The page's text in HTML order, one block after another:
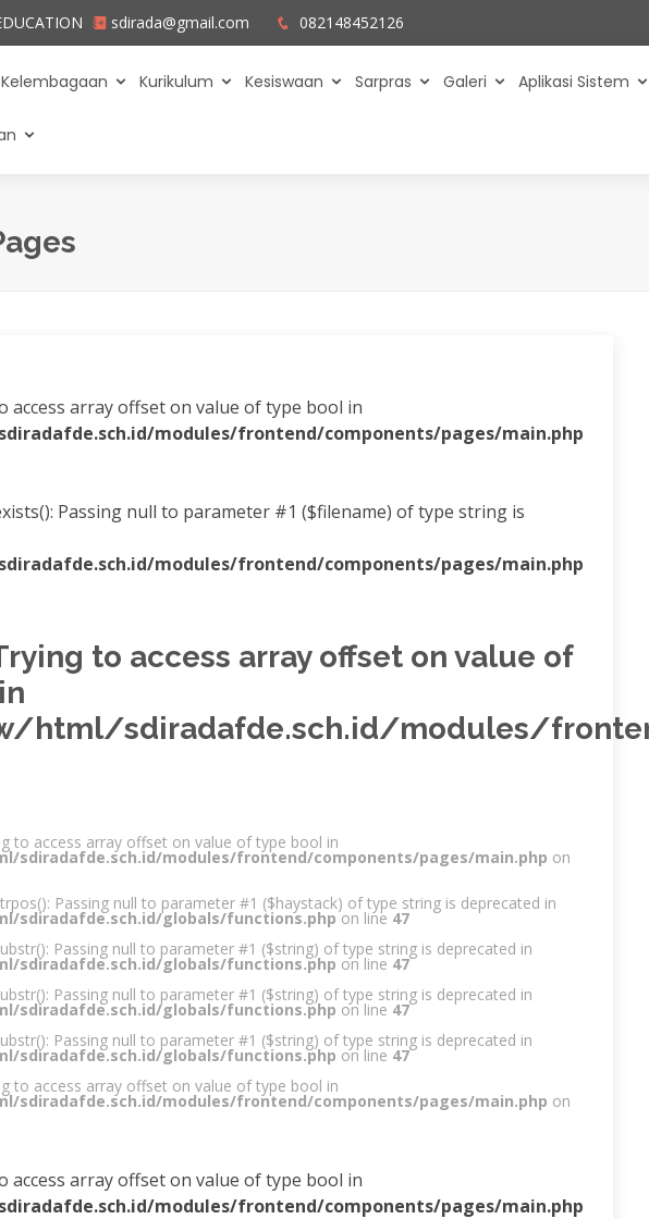
sdirada@gmail.com 082148452126
Kelembagaan Kurikulum Kesiswaan Sarpras Galeri Aplikasi Sistem
access array offset on value of type bool in
modules/frontend/components/pages/main.php
Passing null to parameter #1 ($filename) of type string is
modules/frontend/components/pages/main.php
to access array offset on value of
html/sdiradafde.sch.id/modules/
to access array offset on value of type bool in
sdiradafde.sch.id/modules/frontend/components/pages/main.php on
Passing null to parameter #1 ($haystack) of type string is deprecated in
sdiradafde.sch.id/globals/functions.phpon line 47
Passing null to parameter #1 ($string) of type string is deprecated in
sdiradafde.sch.id/globals/functions.php on line 47
Passing null to parameter #1 ($string) of type string is deprecated in
sdiradafde.sch.id/globals/functions.php on line 47
Passing null to parameter #1 ($string) of type string is deprecated in
sdiradafde.sch.id/globals/functions.php on line 47
to access array offset on value of type bool in
sdiradafde.sch.id/modules/frontend/components/pages/main.php on
access array offset on value of type bool in
modules/frontend/components/pages/main.php